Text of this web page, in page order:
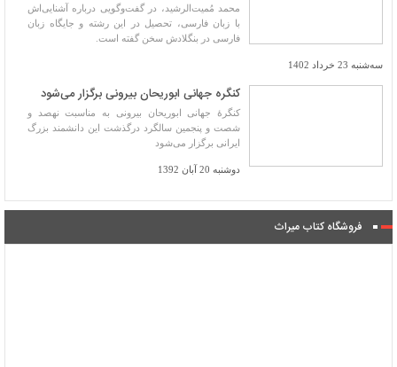
محمد مُمیت‌الرشید، در گفت‌وگویی درباره آشنایی‌اش
با زبان فارسی، تحصیل در این رشته و جایگاه زبان
فارسی در بنگلادش سخن گفته است.
سه‌شنبه 23 خرداد 1402
کنگره جهانی ابوریحان بیرونی برگزار می‌شود
کنگرهٔ جهانی ابوریحان بیرونی به مناسبت نهصد و
شصت و پنجمین سالگرد درگذشت این دانشمند بزرگ
ایرانی برگزار می‌شود
دوشنبه 20 آبان 1392
فروشگاه کتاب میراث